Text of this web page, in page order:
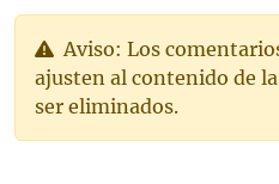
Aviso: Los
ajusten al contenido de
ser eliminados.